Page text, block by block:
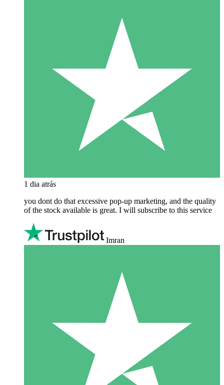
1 dia atrás
you dont do that excessive pop-up marketing, and the quality
of the stock available is great. I will subscribe to this service
Imran